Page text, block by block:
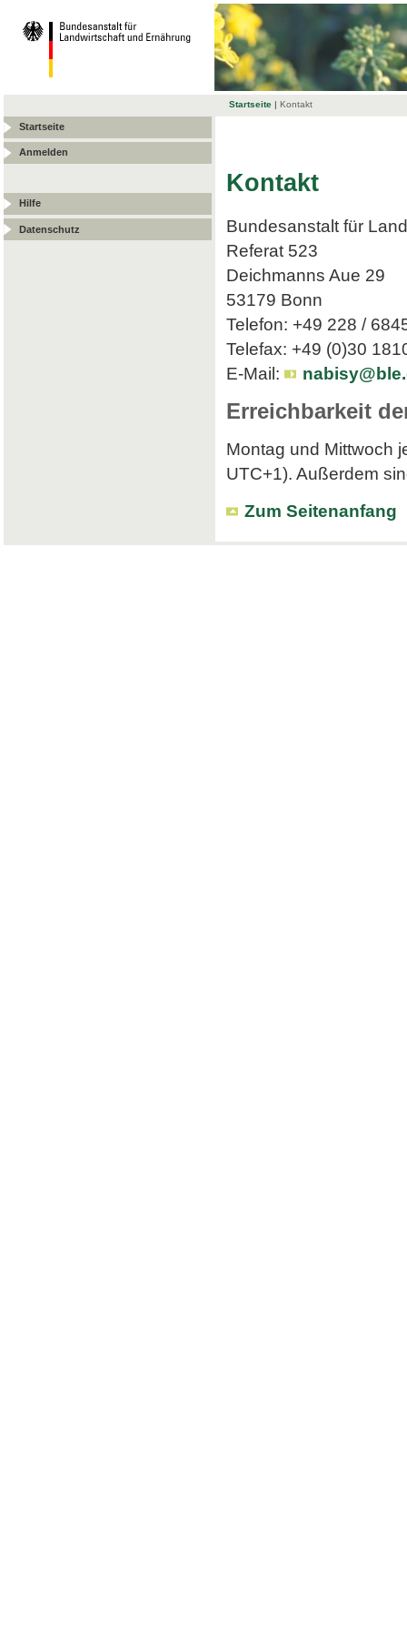
Startseite | Kontakt
Startseite
Anmelden
Hilfe
Datenschutz
Kontakt
Bundesanstalt für
Referat 523
Deichmanns Aue 29
53179 Bonn
Telefon: +49 228 /
Telefax: +49 (0)30
E-Mail:
Erreichbarkeit
Montag und Mittwoch
UTC+1). Außerdem
Zum Seitenanfang